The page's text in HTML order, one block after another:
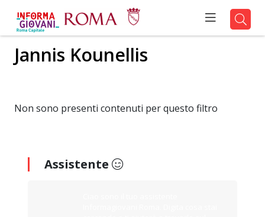
Jannis Kounellis
Non sono presenti contenuti per questo filtro
Assistente